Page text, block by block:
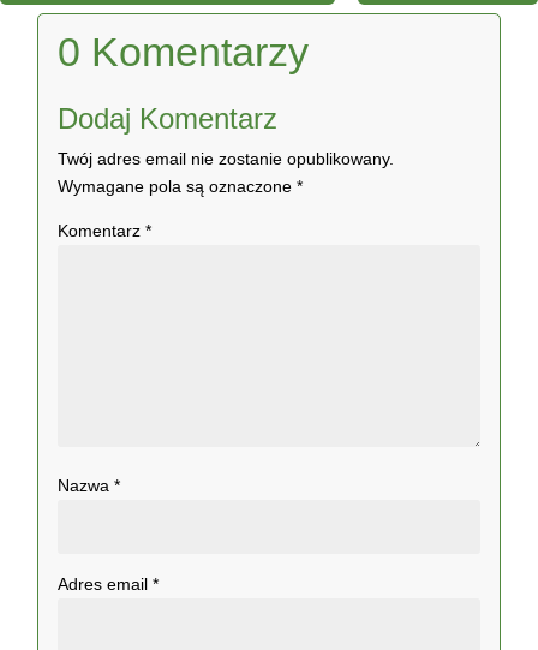
0 Komentarzy
Dodaj Komentarz
Twój adres email nie zostanie opublikowany.
Wymagane pola są oznaczone*
Komentarz*
Nazwa*
Adres email*